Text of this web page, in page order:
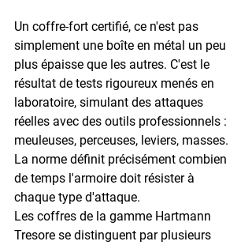
Un coffre-fort certifié, ce n'est pas
simplement une boîte en métal un peu
plus épaisse que les autres. C'est le
résultat de tests rigoureux menés en
laboratoire, simulant des attaques
réelles avec des outils professionnels :
meuleuses, perceuses, leviers, masses.
La norme définit précisément combien
de temps l'armoire doit résister à
chaque type d'attaque.
Les coffres de la gamme Hartmann
Tresore se distinguent par plusieurs